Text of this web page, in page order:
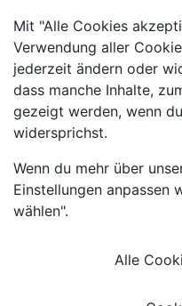
Mit "Alle Cookies
Verwendung aller
jederzeit ändern oder
dass manche Inhalte,
gezeigt werden, wenn
widersprichst.
Wenn du mehr über
Einstellungen anpassen
wählen".
Alle